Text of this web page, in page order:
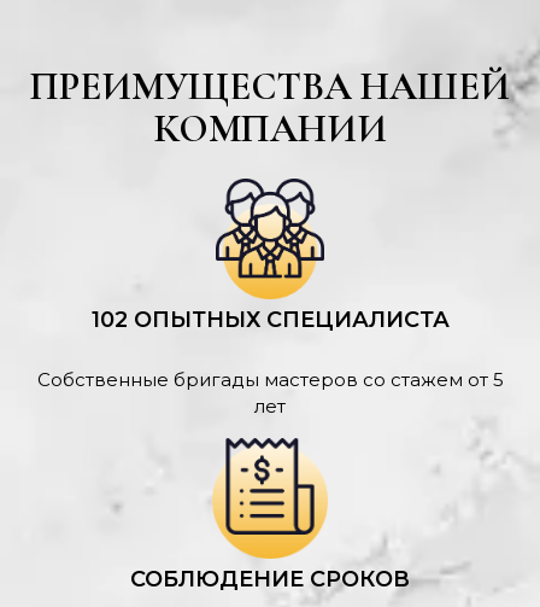
ПРЕИМУЩЕСТВА НАШЕЙ
КОМПАНИИ
102 ОПЫТНЫХ СПЕЦИАЛИСТА
Собственные бригады мастеров со стажем от 5
лет
СОБЛЮДЕНИЕ СРОКОВ